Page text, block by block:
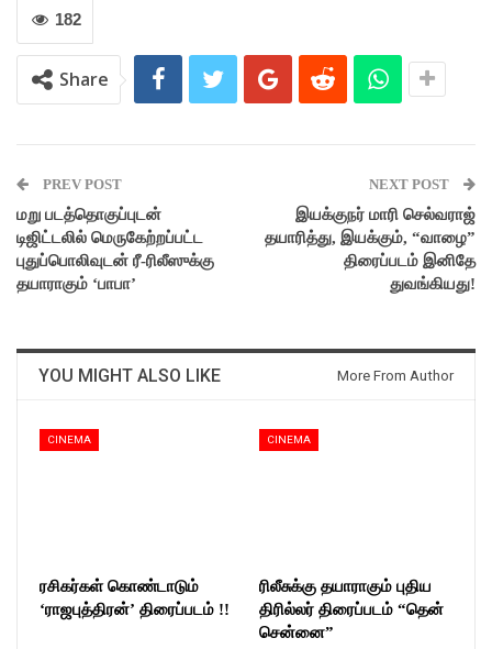
182
Share
PREV POST
மறு படத்தொகுப்புடன்
டிஜிட்டலில் மெருகேற்றப்பட்ட
புதுப்பொலிவுடன் ரீ-ரிலீஸுக்கு
தயாராகும் ‘பாபா’
NEXT POST
இயக்குநர் மாரி செல்வராஜ்
தயாரித்து, இயக்கும், “வாழை”
திரைப்படம் இனிதே
துவங்கியது!
YOU MIGHT ALSO LIKE More From Author
CINEMA
ரசிகர்கள் கொண்டாடும்
‘ராஜபுத்திரன்’ திரைப்படம் !!
CINEMA
ரிலீசுக்கு தயாராகும் புதிய
திரில்லர் திரைப்படம் “தென்
சென்னை”